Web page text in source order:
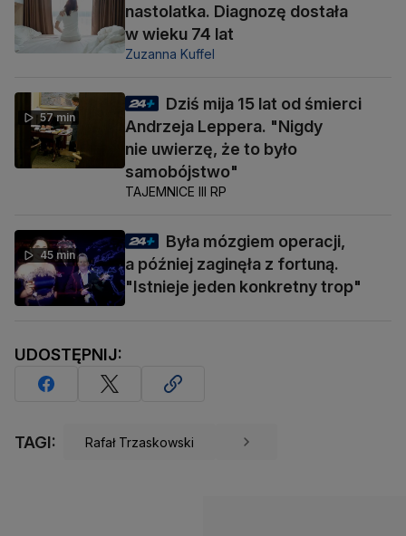
nastolatka. Diagnozę dostała
w wieku 74 lat
Zuzanna Kuffel
57 min
Dziś mija 15 lat od śmierci
Andrzeja Leppera. "Nigdy
nie uwierzę, że to było
samobójstwo"
TAJEMNICE III RP
45 min
Była mózgiem operacji,
a później zaginęła z fortuną.
"Istnieje jeden konkretny trop"
UDOSTĘPNIJ:
TAGI: Rafał Trzaskowski